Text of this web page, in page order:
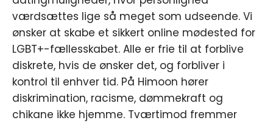
værdsættes lige så meget som udseende. Vi
ønsker at skabe et sikkert online mødested for
LGBT+-fællesskabet. Alle er frie til at forblive
diskrete, hvis de ønsker det, og forbliver i
kontrol til enhver tid. På Himoon hører
diskrimination, racisme, dømmekraft og
chikane ikke hjemme. Tværtimod fremmer